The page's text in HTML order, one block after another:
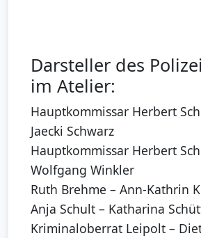
Darsteller des
im Atelier:
Hauptkommissar Herbert
Jaecki Schwarz
Hauptkommissar Herbert
Wolfgang Winkler
Ruth Brehme – Ann-Kathrin
Anja Schult – Katharina
Kriminaloberrat Leipolt –